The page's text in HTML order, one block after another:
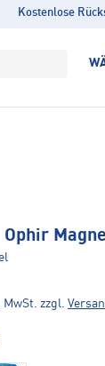
Kostenlose
Ophir
zzgl.